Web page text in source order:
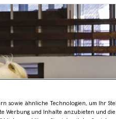
2026 Runway Show
sowie ähnliche Technologien, um Ihr
Werbung und Inhalte anzubieten und